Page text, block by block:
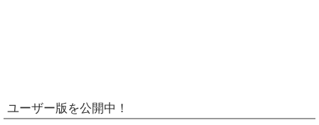
ユーザー版を公開中！